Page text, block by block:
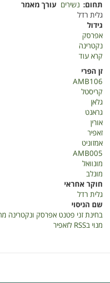
תחום נשירים עורך מאמר
גלית רדל
גידול
אפרסק
נקטרינה
קרא עוד
זני
אפרסק
זן הפרי
AMB106
קריסטל
גלאן
גראנט
אורין
זאפיר
אמזוניט
AMB005
מונוואל
מונלב
חוקר אחראי
גלית רדל
שם הניסוי
בחינת זני פטנט אפרסק ונקטרינה
מנוי בRSS לזאפיר